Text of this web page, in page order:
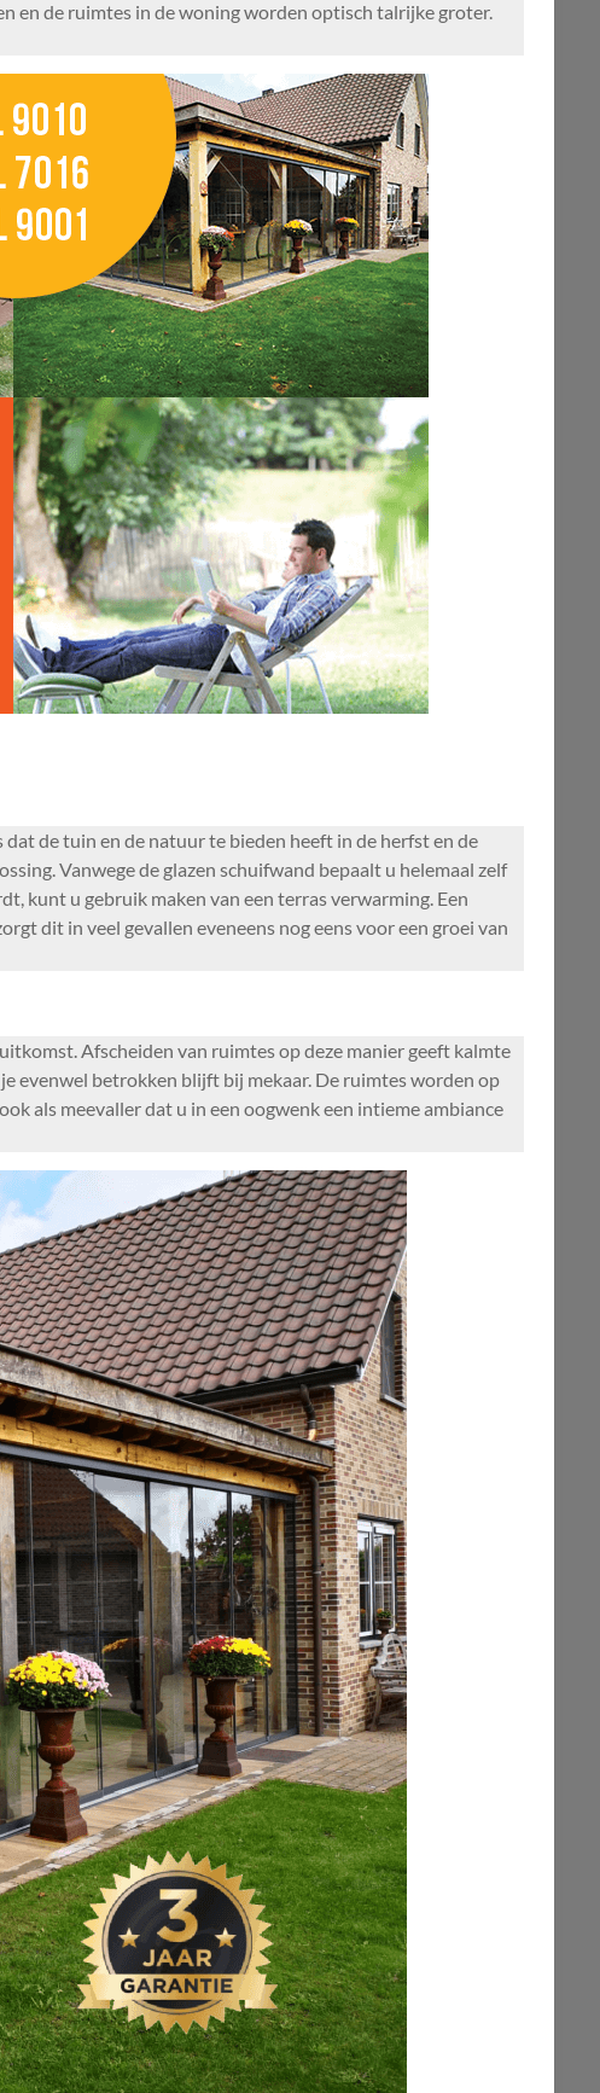
en de ruimtes in de woning worden optisch talrijke groter.
de tuin en de natuur te bieden heeft in de herfst en de
Vanwege de glazen schuifwand bepaalt u helemaal zelf
kunt u gebruik maken van een terras verwarming. Een
dit in veel gevallen eveneens nog eens voor een groei van
Afscheiden van ruimtes op deze manier geeft kalmte
evenwel betrokken blijft bij mekaar. De ruimtes worden op
als meevaller dat u in een oogwenk een intieme ambiance